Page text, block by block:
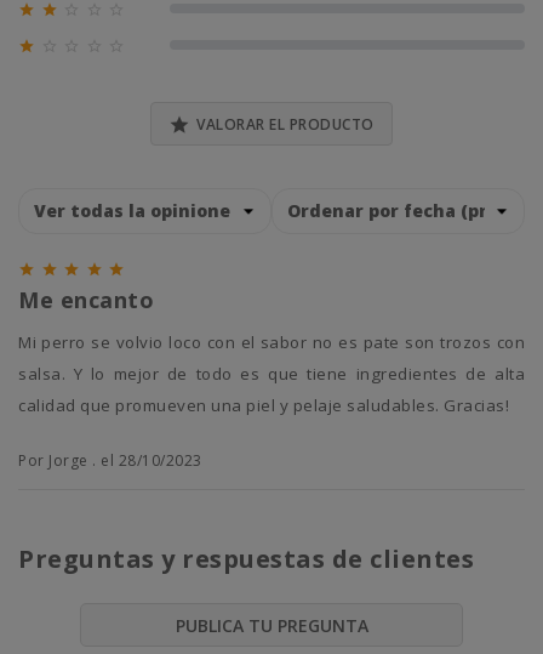
 

 VALORAR EL PRODUCTO
    
Me encanto
Mi perro se volvio loco con el sabor no es pate son trozos con
salsa. Y lo mejor de todo es que tiene ingredientes de alta
calidad que promueven una piel y pelaje saludables. Gracias!
Por Jorge . el 28/10/2023
Preguntas y respuestas de clientes
PUBLICA TU PREGUNTA